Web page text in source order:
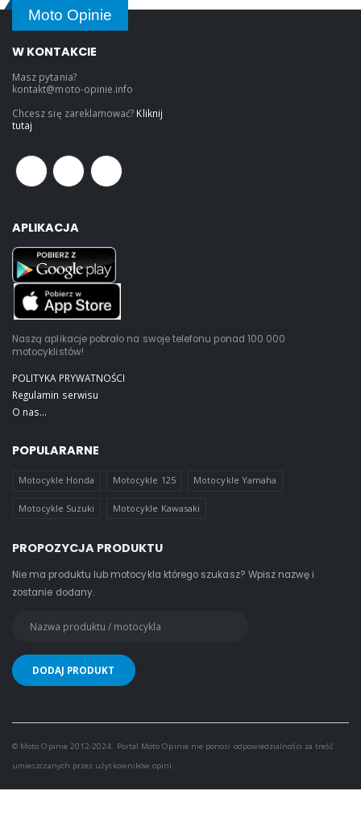
Moto Opinie
W KONTAKCIE
Masz pytania?
kontakt@moto-opinie.info
Chcesz się zareklamować? Kliknij
tutaj
APLIKACJA
Naszą aplikacje pobrało na swoje telefonu ponad 100 000
motocyklistów!
POLITYKA PRYWATNOŚCI
Regulamin serwisu
O nas...
POPULARARNE
Motocykle Honda Motocykle 125 Motocykle Yamaha
Motocykle Suzuki Motocykle Kawasaki
PROPOZYCJA PRODUKTU
Nie ma produktu lub motocykla którego szukasz? Wpisz nazwę i
zostanie dodany.
© Moto Opinie 2012-2024. Portal Moto Opinie nie ponosi odpowiedzialności za treść
umieszczanych przez użytkowników opini.